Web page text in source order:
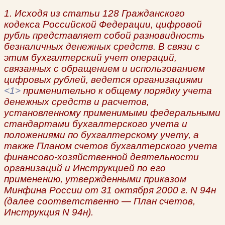
1. Исходя из статьи 128 Гражданского
кодекса Российской Федерации, цифровой
рубль представляет собой разновидность
безналичных денежных средств. В связи с
этим бухгалтерский учет операций,
связанных с обращением и использованием
цифровых рублей, ведется организациями
<1> применительно к общему порядку учета
денежных средств и расчетов,
установленному применимыми федеральными
стандартами бухгалтерского учета и
положениями по бухгалтерскому учету, а
также Планом счетов бухгалтерского учета
финансово-хозяйственной деятельности
организаций и Инструкцией по его
применению, утвержденными приказом
Минфина России от 31 октября 2000 г. N 94н
(далее соответственно — План счетов,
Инструкция N 94н).